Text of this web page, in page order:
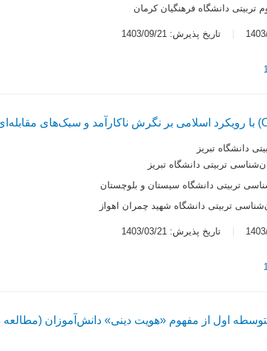
تربیتی دانشگاه فرهنگیان کرمان
تاریخ پذیرش: 1403/09/21
دانشگاه تبریز
تربیتی دانشگاه تبریز
تربیتی دانشگاه سیستان و بلوچستان
تربیتی دانشگاه شهید چمران اهواز
تاریخ پذیرش: 1403/03/21
متوسطه اول از مفهوم «هویت دینی» دانش‌آموزان